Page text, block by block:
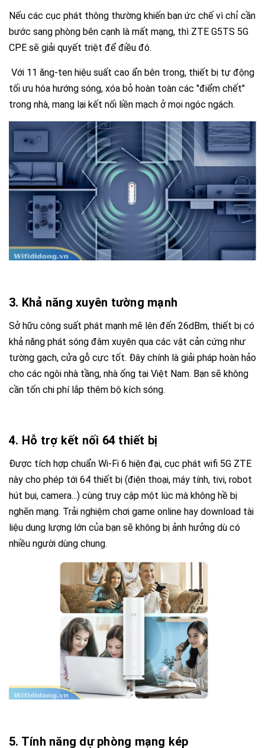
Nếu các cục phát thông thường khiến bạn ức chế vì chỉ cần
bước sang phòng bên cạnh là mất mạng, thì ZTE G5TS 5G
CPE sẽ giải quyết triệt để điều đó.
Với 11 ăng-ten hiệu suất cao ẩn bên trong, thiết bị tự động
tối ưu hóa hướng sóng, xóa bỏ hoàn toàn các "điểm chết"
trong nhà, mang lại kết nối liền mạch ở mọi ngóc ngách.
3. Khả năng xuyên tường mạnh
Sở hữu công suất phát mạnh mẽ lên đến 26dBm, thiết bị có
khả năng phát sóng đâm xuyên qua các vật cản cứng như
tường gạch, cửa gỗ cực tốt. Đây chính là giải pháp hoàn hảo
cho các ngôi nhà tầng, nhà ống tại Việt Nam. Bạn sẽ không
cần tốn chi phí lắp thêm bộ kích sóng.
4. Hỗ trợ kết nối 64 thiết bị
Được tích hợp chuẩn Wi-Fi 6 hiện đại, cục phát wifi 5G ZTE
này cho phép tới 64 thiết bị (điện thoại, máy tính, tivi, robot
hút bụi, camera...) cùng truy cập một lúc mà không hề bị
nghẽn mạng. Trải nghiệm chơi game online hay download tài
liệu dung lượng lớn của bạn sẽ không bị ảnh hưởng dù có
nhiều người dùng chung.
5. Tính năng dự phòng mạng kép